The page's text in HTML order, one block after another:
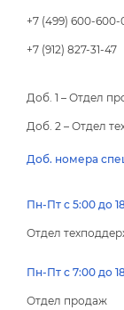
+7 (499) 600-600-
+7 (912) 827-31-47
Доб. 1 – Отдел
Доб. 2 – Отдел
Доб. номера
Пн-Пт с 5:00 до
Отдел
Пн-Пт с 7:00 до
Отдел продаж